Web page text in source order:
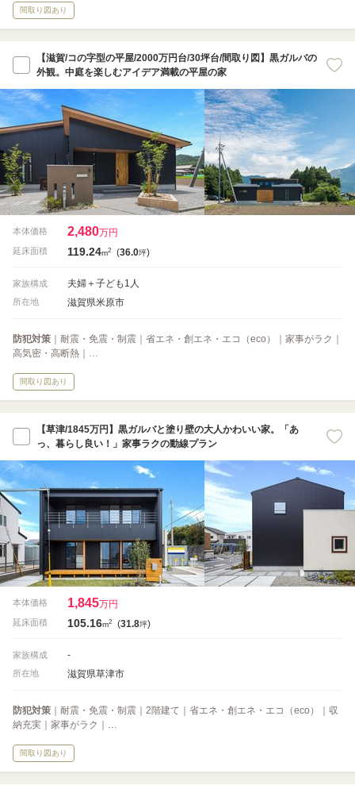
間取り図あり
【滋賀/コの字型の平屋/2000万円台/30坪台/間取り図】黒ガルバの
外観。中庭を楽しむアイデア満載の平屋の家
本体価格 2,480万円
延床面積 119.24m2 (36.0坪)
家族構成 夫婦＋子ども1人
所在地 滋賀県米原市
防犯対策 ｜耐震・免震・制震｜省エネ・創エネ・エコ（eco）｜家事がラク｜
高気密・高断熱｜…
間取り図あり
【草津/1845万円】黒ガルバと塗り壁の大人かわいい家。「あ
っ、暮らし良い！」家事ラクの動線プラン
本体価格 1,845万円
延床面積 105.16m2 (31.8坪)
家族構成 -
所在地 滋賀県草津市
防犯対策 ｜耐震・免震・制震｜2階建て｜省エネ・創エネ・エコ（eco）｜収
納充実｜家事がラク｜…
間取り図あり